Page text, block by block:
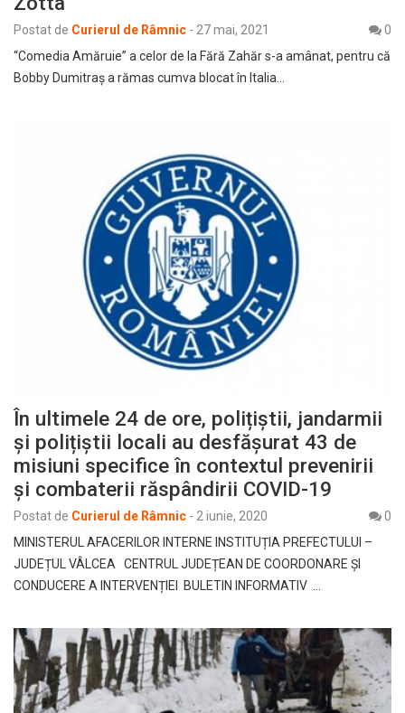
Postat de Curierul de Râmnic - 27 mai, 2021
0
“Comedia Amăruie” a celor de la Fără Zahăr s-a amânat, pentru că
Bobby Dumitraș a rămas cumva blocat în Italia…
În ultimele 24 de ore, polițiștii, jandarmii
și polițiștii locali au desfășurat 43 de
misiuni specifice în contextul prevenirii
și combaterii răspândirii COVID-19
Postat de Curierul de Râmnic - 2 iunie, 2020
0
MINISTERUL AFACERILOR INTERNE INSTITUȚIA PREFECTULUI –
JUDEȚUL VÂLCEA CENTRUL JUDEȚEAN DE COORDONARE ȘI
CONDUCERE A INTERVENȚIEI BULETIN INFORMATIV …